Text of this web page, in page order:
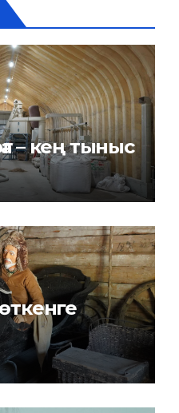
Кәсіпорындарға – кең тыныс